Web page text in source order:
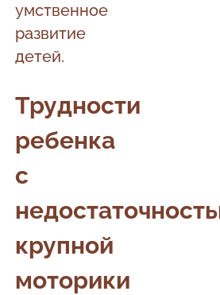
умственное
развитие
детей.
Трудности
ребенка
с
крупной
моторики